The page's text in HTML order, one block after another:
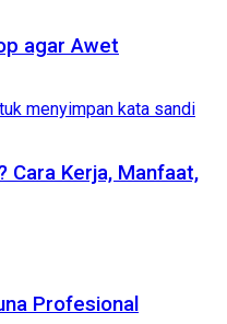
agar Awet
Cara Kerja, Manfaat,
Profesional